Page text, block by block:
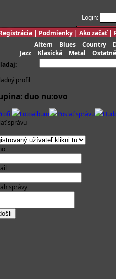
Login:
Registrácia | Podmienky | Ako začať|
Altern
Blues Country
Jazz
Klasická Metal
Ostatné
profil
duo nu:ovo
Fotoalbum Poslať správu
správu
správy